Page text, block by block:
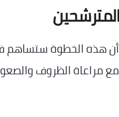
أن هذه الخطوة ستساهم
مع مراعاة الظروف